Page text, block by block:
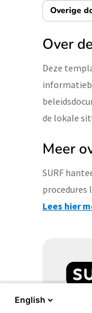
Overige
Over
Deze
de lokale
Meer
SURF
procedures
Lees hier
English